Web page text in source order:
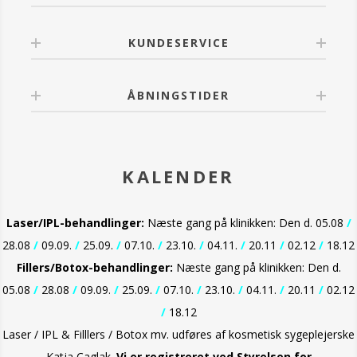
KUNDESERVICE
ÅBNINGSTIDER
KALENDER
Laser/IPL-behandlinger: Næste gang på klinikken: Den d. 05.08 /
28.08 / 09.09. / 25.09. / 07.10. / 23.10. / 04.11. / 20.11 / 02.12 / 18.12
Fillers/Botox-behandlinger: Næste gang på klinikken: Den d.
05.08 / 28.08 / 09.09. / 25.09. / 07.10. / 23.10. / 04.11. / 20.11 / 02.12
/18.12
Laser / IPL & Filllers / Botox mv. udføres af kosmetisk sygeplejerske